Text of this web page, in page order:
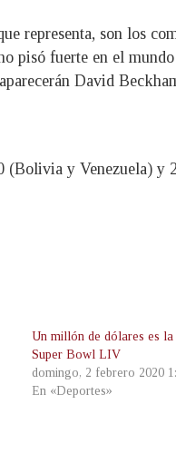
representa, son los
pisó fuerte en el
David
(Bolivia y Venezuela) y
Un millón de dólares es
Super Bowl LIV
domingo, 2 febrero 2020
En «Deportes»